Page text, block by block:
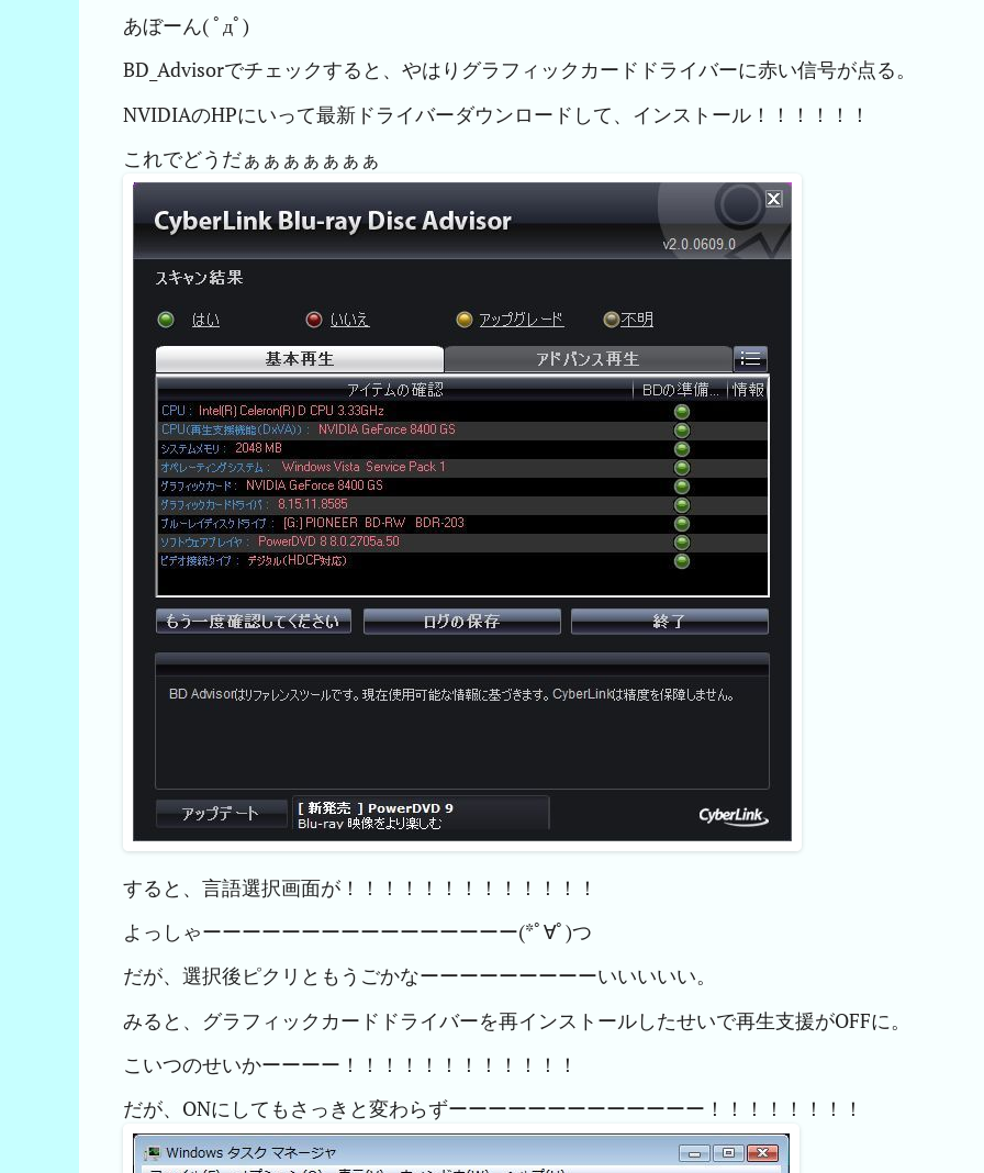
あぼーん( ﾟдﾟ)
BD_Advisorでチェックすると、やはりグラフィックカードドライバーに赤い信号が点る。
NVIDIAのHPにいって最新ドライバーダウンロードして、インストール！！！！！！
これでどうだぁぁぁぁぁぁぁ
すると、言語選択画面が！！！！！！！！！！！！！
よっしゃーーーーーーーーーーーーーーーー(*ﾟ∀ﾟ)つ
だが、選択後ピクリともうごかなーーーーーーーーーいいいいい。
みると、グラフィックカードドライバーを再インストールしたせいで再生支援がOFFに。
こいつのせいかーーーー！！！！！！！！！！！！
だが、ONにしてもさっきと変わらずーーーーーーーーーーーーー！！！！！！！！